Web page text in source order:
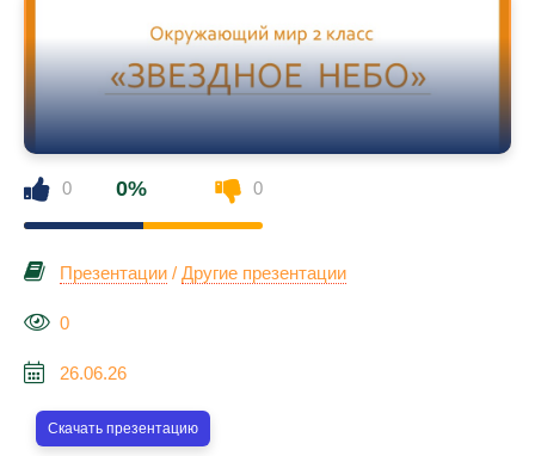
0 0% 0
Презентации / Другие презентации
0
26.06.26
Скачать презентацию